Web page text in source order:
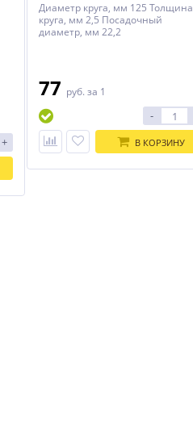
+
Диаметр круга, мм 125 Толщина
круга, мм 2,5 Посадочный
диаметр, мм 22,2
77 руб. за 1
-
В КОРЗИНУ